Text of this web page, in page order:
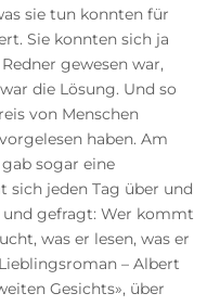
sie tun konnten für
Sie konnten sich ja
gewesen war,
die Lösung. Und so
von Menschen
haben. Am
gab sogar eine
sich jeden Tag über und
und gefragt: Wer kommt
was er lesen, was er
– Albert
Gesichts», über